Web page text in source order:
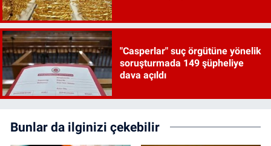
"Casperlar" suç örgütüne yönelik
soruşturmada 149 şüpheliye
dava açıldı
Bunlar da ilginizi çekebilir